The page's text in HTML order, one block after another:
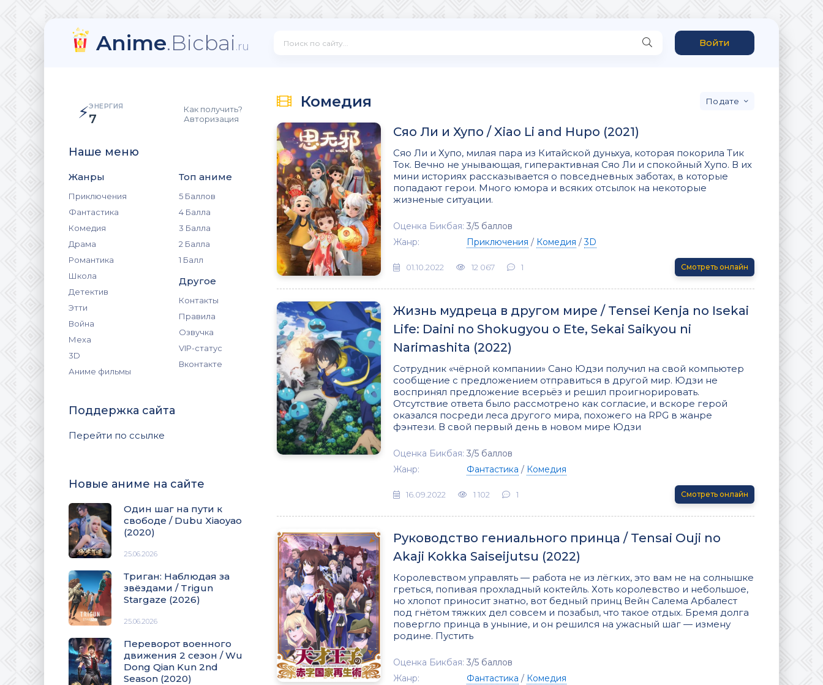
Anime.Bicbai.ru Войти
⚡ЭНЕРГИЯ
7
Как получить?
Авторизация
Наше меню
Жанры
Приключения
Фантастика
Комедия
Драма
Романтика
Школа
Детектив
Этти
Война
Меха
3D
Аниме фильмы
Топ аниме
5 Баллов
4 Балла
3 Балла
2 Балла
1 Балл
Другое
Контакты
Правила
Озвучка
VIP-статус
Вконтакте
Поддержка сайта
Перейти по ссылке
Новые аниме на сайте
Один шаг на пути к
свободе / Dubu Xiaoyao
(2020)
25.06.2026
Триган: Наблюдая за
звёздами / Trigun
Stargaze (2026)
25.06.2026
Переворот военного
движения 2 сезон / Wu
Dong Qian Kun 2nd
Season (2020)
Комедия дате
Сяо Ли и Хупо / Xiao Li and Hupo (2021)
Сяо Ли и Хупо, милая пара из Китайской дуньхуа, которая покорила Тик
Ток. Вечно не унывающая, гиперактивная Сяо Ли и спокойный Хупо. В их
мини историях рассказывается о повседневных заботах, в которые
попадают герои. Много юмора и всяких отсылок на некоторые
жизненые ситуации.
Оценка Бикбая: 3/5 баллов
Жанр:
Приключения / Комедия /3D
01.10.2022 12 067 1 Смотреть онлайн
Жизнь мудреца в другом мире / Tensei Kenja no Isekai
Life: Daini no Shokugyou o Ete, Sekai Saikyou ni
Narimashita (2022)
Сотрудник «чёрной компании» Сано Юдзи получил на свой компьютер
сообщение с предложением отправиться в другой мир. Юдзи не
воспринял предложение всерьёз и решил проигнорировать.
Отсутствие ответа было рассмотрено как согласие, и вскоре герой
оказался посреди леса другого мира, похожего на RPG в жанре
фэнтези. В свой первый день в новом мире Юдзи
Оценка Бикбая: 3/5 баллов
Жанр:
Фантастика / Комедия
16.09.2022 1 102 1 Смотреть онлайн
Руководство гениального принца / Tensai Ouji no
Akaji Kokka Saiseijutsu (2022)
Королевством управлять — работа не из лёгких, это вам не на солнышке
греться, попивая прохладный коктейль. Хоть королевство и небольшое,
но хлопот приносит знатно, вот бедный принц Вейн Салема Арбалест
под гнётом тяжких дел совсем и позабыл, что такое отдых. Бремя долга
повергло принца в уныние, и он решился на ужасный шаг — измену
родине. Пустить
Оценка Бикбая: 3/5 баллов
Жанр:
Фантастика / Комедия